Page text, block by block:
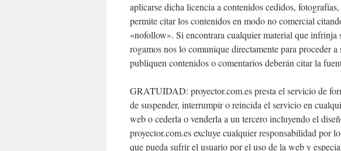
aplicarse dicha licencia a contenidos cedidos,
permite citar los contenidos en modo no comercial
«nofollow». Si encontrara cualquier material que infrinja
rogamos nos lo comunique directamente para proceder
publiquen contenidos o comentarios deberán citar la
GRATUIDAD: proyector.com.es presta el servicio de
de suspender, interrumpir o reincida el servicio en
web o cederla o venderla a un tercero incluyendo el
proyector.com.es excluye cualquier responsabilidad por
que pueda sufrir el usuario por el uso de la web y